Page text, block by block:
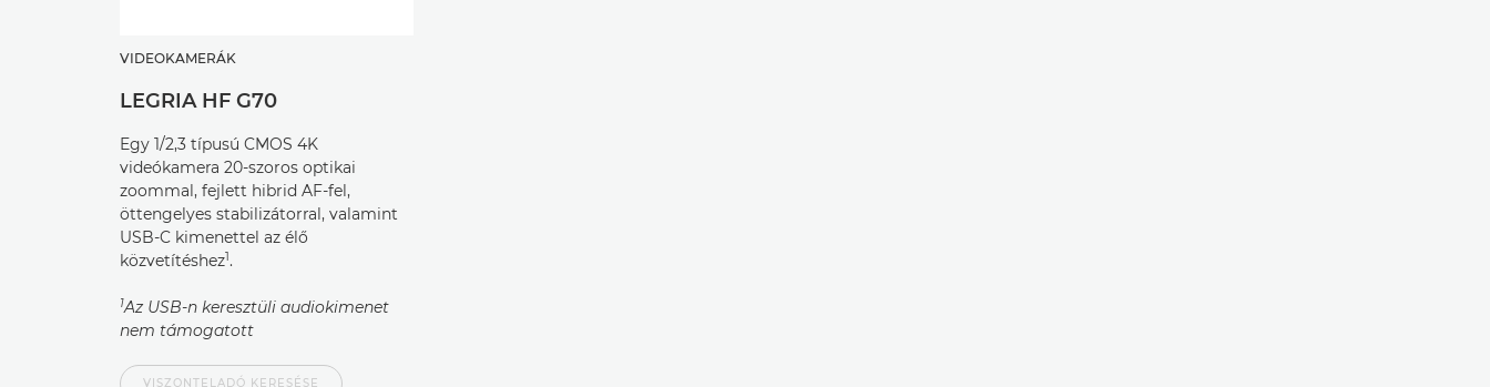
VIDEOKAMERÁK
LEGRIA HF G70
Egy 1/2,3 típusú CMOS 4K
videókamera 20-szoros optikai
zoommal, fejlett hibrid AF-fel,
öttengelyes stabilizátorral, valamint
USB-C kimenettel az élő
közvetítéshez1.
1Az USB-n keresztüli audiokimenet
nem támogatott
VISZONTELADÓ KERESÉSE